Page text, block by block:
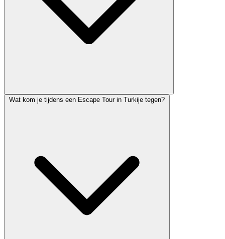
Wat kom je tijdens een Escape Tour in Turkije tegen?